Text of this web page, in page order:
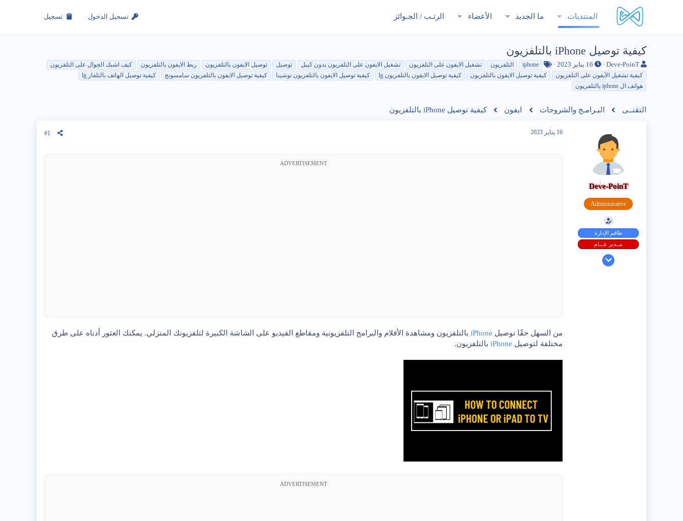
المنتديات ما الجديد الأعضاء الرتـب / الجـوائز تسجيل الدخول تسجيل
كيفية توصيل iPhone بالتلفزيون
ب
ا
د
ئ
ل
Deve-PoinT
ت
ا
ر
ي
16 يناير 2023
ل
و
م
iphone التلفزيون تشغيل الايفون على التلفزيون تشغيل الايفون على التلفزيون بدون كيبل توصيل توصيل الايفون بالتلفزيون ربط الايفون بالتلفزيون
كيف اشبك الجوال على التلفزيون
كيفية تشغيل الآيفون على التلفزيون
كيفية توصيل الايفون بالتلفزيون كيفية توصيل الايفون بالتلفزيون lg كيفية توصيل الايفون بالتلفزيون توشيبا كيفية توصيل الايفون بالتلفزيون سامسونج
كيفية توصيل الهاتف بالتلفاز lg
هواتف ال iphone بالتلفزيون
التقنــى البـرامـج والشروحات ايفون كيفية توصيل iPhone بالتلفزيون
Deve-PoinT
Administrative
طاقم الإدارة
مــدير عـــام
11 يوليو 2022
16 يناير 2023 #1
ADVERTISEMENT
من السهل حقًا توصيل iPhone بالتلفزيون ومشاهدة الأفلام والبرامج التلفزيونية ومقاطع الفيديو على الشاشة الكبيرة لتلفزيونك المنزلي. يمكنك العثور أدناه على طرق
مختلفة لتوصيل iPhone بالتلفزيون.
ADVERTISEMENT